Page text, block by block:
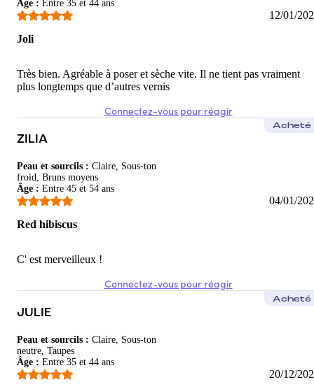
Âge : Entre 35 et 44 ans
12/01/
Joli
Très bien. Agréable à poser et sèche vite. Il ne tient pas vraiment
plus longtemps que d’autres vernis
Connectez-vous pour réagir
ZILIA
Peau et sourcils : Claire, Sous-ton
froid, Bruns moyens
Âge : Entre 45 et 54 ans
Acheté
04/01/
Red hibiscus
C' est merveilleux !
Connectez-vous pour réagir
JULIE
Peau et sourcils : Claire, Sous-ton
neutre, Taupes
Âge : Entre 35 et 44 ans
Acheté
20/12/